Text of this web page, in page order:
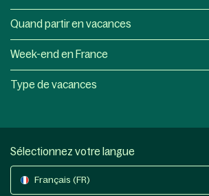
Quand partir en vacances
Week-end en France
Type de vacances
Sélectionnez votre langue
Français (FR)